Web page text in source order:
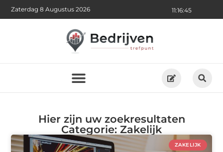
11:16:48
Zaterdag 8 Augustus 2026
Hier zijn uw zoekresultaten
Categorie: Zakelijk
ZAKELIJK